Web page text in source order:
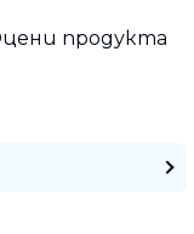
продукта